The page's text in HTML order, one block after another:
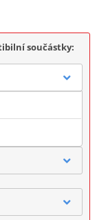
součástky: